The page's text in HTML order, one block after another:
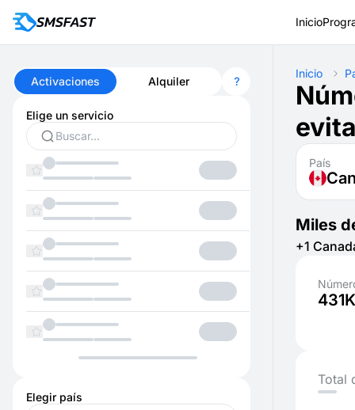
Inicio
Activaciones Alquiler
Elige un servicio
Elegir país
Inicio
País
Miles
+1
Total